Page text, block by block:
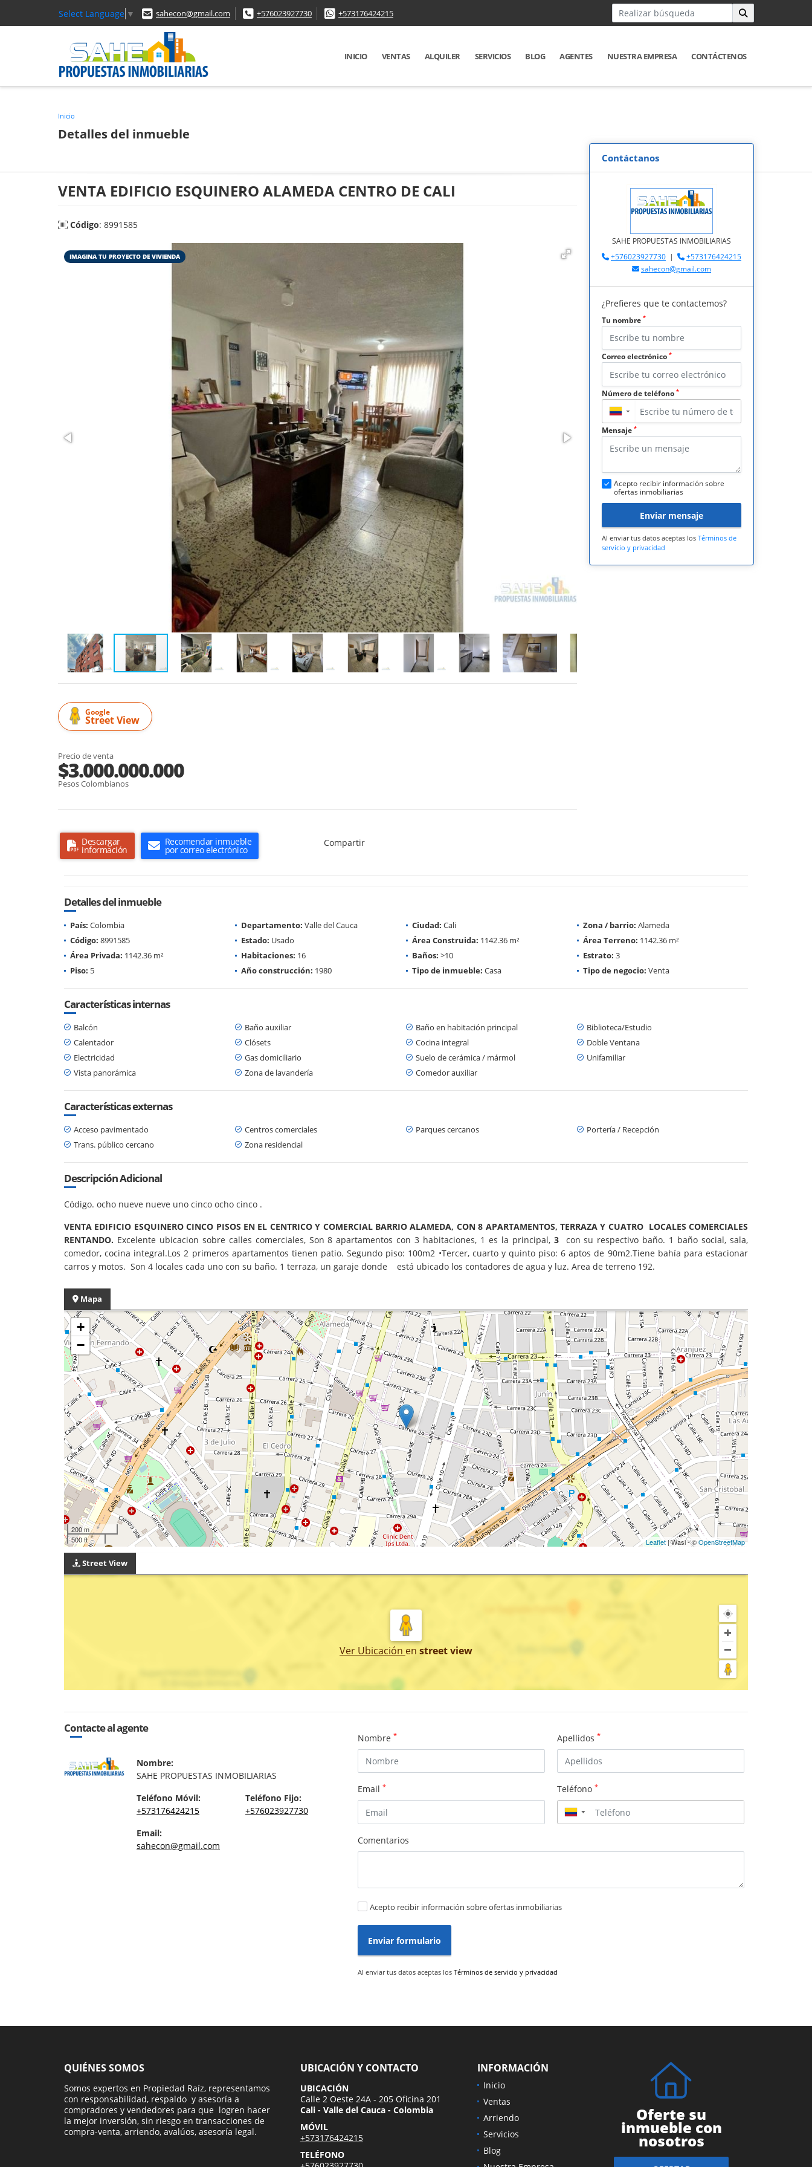
Select Language ▼ sahecon@gmail.com +576023927730 +573176424215
INICIO VENTAS ALQUILER SERVICIOS BLOG AGENTES NUESTRA EMPRESA CONTÁCTENOS
Inicio
Detalles del inmueble
VENTA EDIFICIO ESQUINERO ALAMEDA CENTRO DE CALI
Código: 8991585
IMAGINA TU PROYECTO DE VIVIENDA
Google
Street View
Precio de venta
$3.000.000.000
Pesos Colombianos
Descargar
información
Recomendar inmueble
por correo electrónico
Compartir
Contáctanos
SAHE PROPUESTAS INMOBILIARIAS
+576023927730 |
+573176424215
sahecon@gmail.com
¿Prefieres que te contactemos?
Tu nombre *
Correo electrónico *
Número de teléfono *
▼
Mensaje *
Acepto recibir información sobre
ofertas inmobiliarias
Enviar mensaje
Al enviar tus datos aceptas los Términos de
servicio y privacidad
Detalles del inmueble
País: Colombia Departamento: Valle del Cauca Ciudad: Cali Zona / barrio: Alameda
Código: 8991585 Estado: Usado Área Construida: 1142.36 m² Área Terreno: 1142.36 m²
Área Privada: 1142.36 m² Habitaciones: 16 Baños: >10 Estrato: 3
Piso: 5 Año construcción: 1980 Tipo de inmueble: Casa Tipo de negocio: Venta
Características internas
Balcón Baño auxiliar Baño en habitación principal
Biblioteca/Estudio
Calentador
Clósets Cocina integral
Doble Ventana
Electricidad
Gas domiciliario Suelo de cerámica / mármol
Unifamiliar
Vista panorámica
Zona de lavandería Comedor auxiliar
Características externas
Acceso pavimentado Centros comerciales Parques cercanos
Portería / Recepción
Trans. público cercano
Zona residencial
Descripción Adicional
Código. ocho nueve nueve uno cinco ocho cinco .
VENTA EDIFICIO ESQUINERO CINCO PISOS EN EL CENTRICO Y COMERCIAL BARRIO ALAMEDA, CON 8 APARTAMENTOS, TERRAZA Y CUATRO LOCALES COMERCIALES
RENTANDO. Excelente ubicacion sobre calles comerciales, Son 8 apartamentos con 3 habitaciones, 1 es la principal, 3con su respectivo baño. 1 baño social, sala,
comedor, cocina integral.Los 2 primeros apartamentos tienen patio.Segundo piso: 100m2 •Tercer, cuarto y quinto piso: 6 aptos de 90m2.Tiene bahía para estacionar
carros y motos. Son 4 locales cada uno con su baño. 1 terraza, un garaje donde está ubicado los contadores de agua y luz. Area de terreno 192.
Mapa
+
−
200 m
500 ft
Leaflet| Wasi - ©OpenStreetMap
Street View
Ver Ubicación en street view
Contacte al agente
Nombre:
SAHE PROPUESTAS INMOBILIARIAS
Teléfono Móvil:
+573176424215
Teléfono Fijo:
+576023927730
Email:
sahecon@gmail.com
Nombre * Apellidos *
Email * Teléfono *
▼
Comentarios
Acepto recibir información sobre ofertas inmobiliarias
Enviar formulario
Al enviar tus datos aceptas los Términos de servicio y privacidad
QUIÉNES SOMOS
Somos expertos en Propiedad Raíz, representamos
con responsabilidad, respaldo y asesoría a
compradores y vendedores para que logren hacer
la mejor inversión, sin riesgo en transacciones de
compra-venta, arriendo, avalúos, asesoría legal.
UBICACIÓN Y CONTACTO
UBICACIÓN
Calle 2 Oeste 24A - 205 Oficina 201
Cali - Valle del Cauca - Colombia
MÓVIL
+573176424215
TELÉFONO
INFORMACIÓN
Inicio
Ventas
Arriendo
Servicios
Blog
Oferte su
inmueble con
nosotros